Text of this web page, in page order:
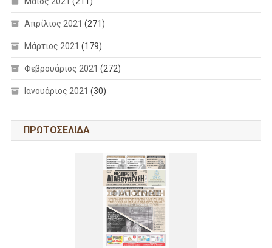
Απρίλιος 2021 (271)
Μάρτιος 2021 (179)
Φεβρουάριος 2021 (272)
Ιανουάριος 2021 (30)
ΠΡΩΤΟΣΕΛΙΔΑ